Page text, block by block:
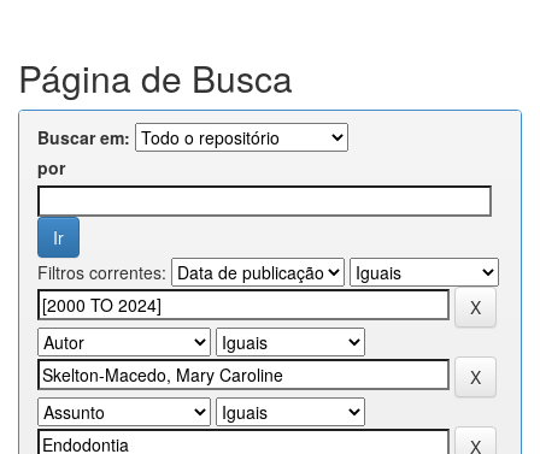
Página de Busca
Buscar em:
por
Filtros correntes: